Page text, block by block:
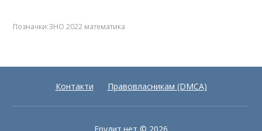
Позначки:ЗНО 2022 математика
Контакти Правовласникам (DMCA)